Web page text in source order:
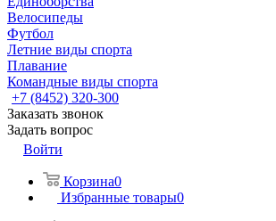
Велосипеды
Футбол
Летние виды спорта
Плавание
Командные виды спорта
+7 (8452) 320-300
Заказать звонок
Задать вопрос
Войти
Корзина0
Избранные товары0